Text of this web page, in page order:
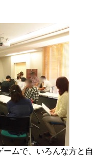
ムで、いろんな方と自